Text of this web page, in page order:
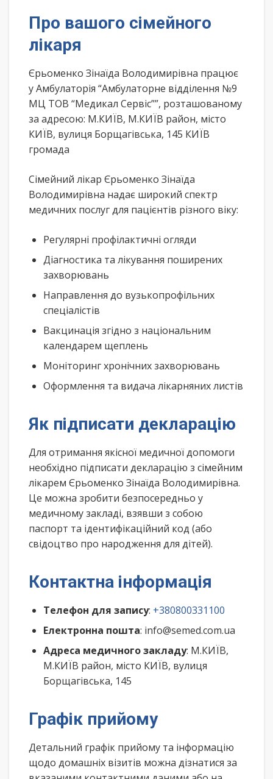
Про вашого сімейного
лікаря
Єрьоменко Зінаїда Володимирівна працює
у Амбулаторія “Амбулаторне відділення №9
МЦ ТОВ “Медикал Сервіс””, розташованому
за адресою: М.КИЇВ, М.КИЇВ район, місто
КИЇВ, вулиця Борщагівська, 145 КИЇВ
громада
Сімейний лікар Єрьоменко Зінаїда
Володимирівна надає широкий спектр
медичних послуг для пацієнтів різного віку:
Регулярні профілактичні огляди
Діагностика та лікування поширених
захворювань
Направлення до вузькопрофільних
спеціалістів
Вакцинація згідно з національним
календарем щеплень
Моніторинг хронічних захворювань
Оформлення та видача лікарняних листів
Як підписати декларацію
Для отримання якісної медичної допомоги
необхідно підписати декларацію з сімейним
лікарем Єрьоменко Зінаїда Володимирівна.
Це можна зробити безпосередньо у
медичному закладі, взявши з собою
паспорт та ідентифікаційний код (або
свідоцтво про народження для дітей).
Контактна інформація
Телефон для запису: +380800331100
Електронна пошта: info@semed.com.ua
Адреса медичного закладу: М.КИЇВ,
М.КИЇВ район, місто КИЇВ, вулиця
Борщагівська, 145
Графік прийому
Детальний графік прийому та інформацію
щодо домашніх візитів можна дізнатися за